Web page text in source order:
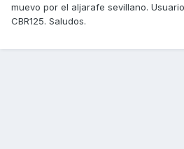
muevo por el aljarafe sevillano.
CBR125. Saludos.